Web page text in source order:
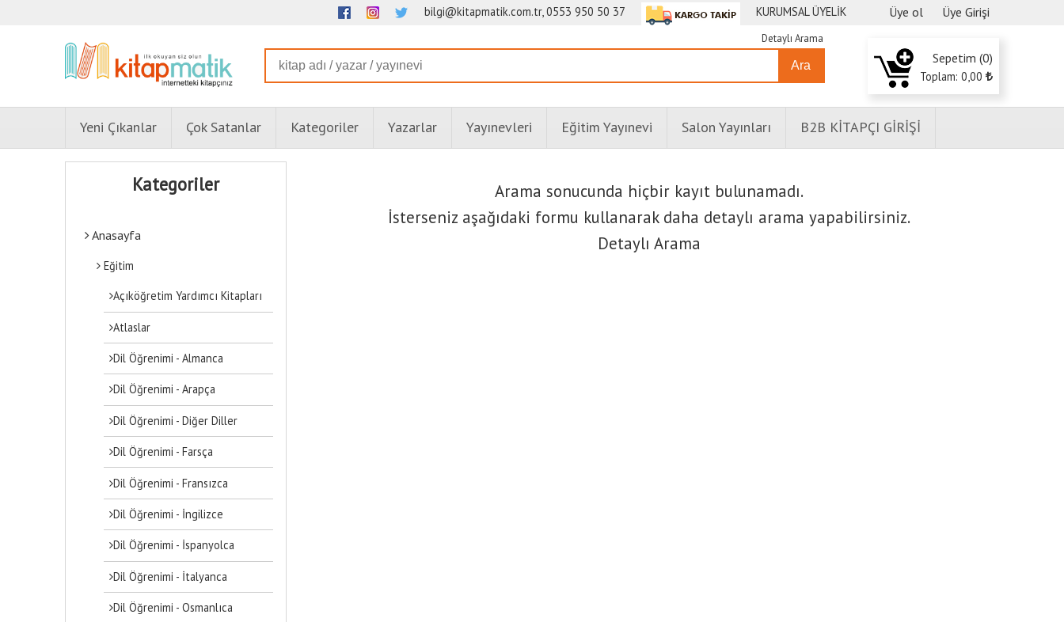
Üye ol Üye Girişi
bilgi@kitapmatik.com.tr, 0553 950 50 37 KURUMSAL ÜYELİK
Ara
Detaylı Arama
Sepetim (0)
Toplam: 0 ,00
Yeni Çıkanlar Çok Satanlar Kategoriler Yazarlar Yayınevleri Eğitim Yayınevi Salon Yayınları B2B KİTAPÇI GİRİŞİ
Kategoriler
Anasayfa
Eğitim
Açıköğretim Yardımcı Kitapları
Atlaslar
Dil Öğrenimi - Almanca
Dil Öğrenimi - Arapça
Dil Öğrenimi - Diğer Diller
Dil Öğrenimi - Farsça
Dil Öğrenimi - Fransızca
Dil Öğrenimi - İngilizce
Dil Öğrenimi - İspanyolca
Dil Öğrenimi - İtalyanca
Dil Öğrenimi - Osmanlıca
Arama sonucunda hiçbir kayıt bulunamadı.
İsterseniz aşağıdaki formu kullanarak daha detaylı arama yapabilirsiniz.
Detaylı Arama